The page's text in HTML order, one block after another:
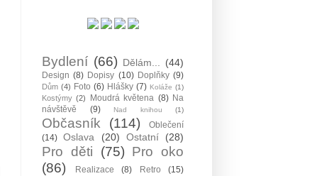
Bydlení (66) Dělám... (44)
Design (8) Dopisy (10) Doplňky (9)
Dům (4) Foto (6) Hlášky (7) Koláže (1)
Kostýmy (2) Moudrá květena (8) Na
návštěvě
(9) Nad knihou (1)
Občasník (114)
Oblečení
(14) Oslava (20) Ostatní (28)
Pro děti (75) Pro oko
(86)
Realizace (8) Retro (15)